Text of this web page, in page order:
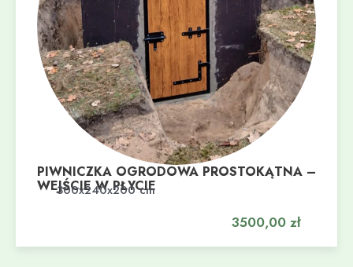
PIWNICZKA OGRODOWA PROSTOKĄTNA –
WEJŚCIE W PŁYCIE
300x240x200 cm
3500,00 zł
Dodaj do koszyka